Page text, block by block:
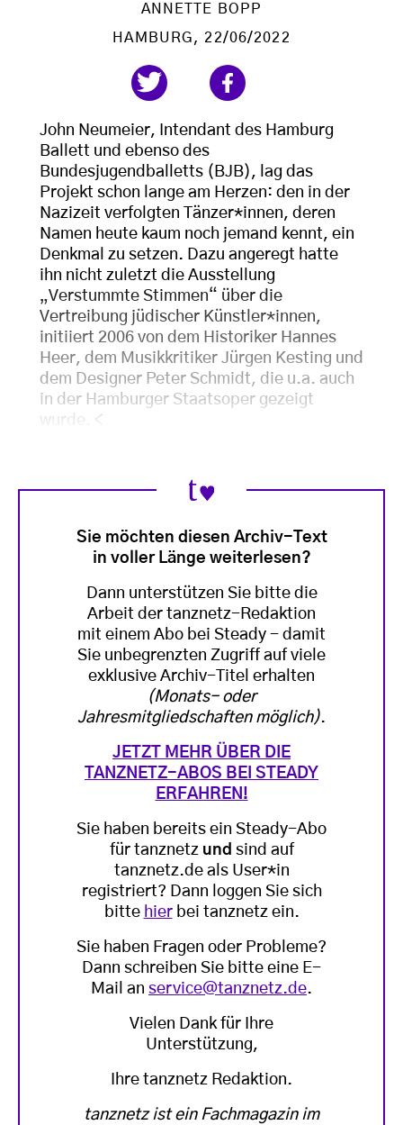
ANNETTE BOPP
HAMBURG , 22/06/2022
John Neumeier, Intendant des Hamburg
Ballett und ebenso des
Bundesjugendballetts (BJB), lag das
Projekt schon lange am Herzen: den in der
Nazizeit verfolgten Tänzer*innen, deren
Namen heute kaum noch jemand kennt, ein
Denkmal zu setzen. Dazu angeregt hatte
ihn nicht zuletzt die Ausstellung
„Verstummte Stimmen“ über die
Vertreibung jüdischer Künstler*innen,
initiiert 2006 von dem Historiker Hannes
Heer, dem Musikkritiker Jürgen Kesting und
dem Designer Peter Schmidt, die u.a. auch
in der Hamburger Staatsoper gezeigt
wurde.
<
Sie möchten diesen Archiv-Text
in voller Länge weiterlesen?
Dann unterstützen Sie bitte die
Arbeit der tanznetz-Redaktion
mit einem Abo bei Steady - damit
Sie unbegrenzten Zugriff auf viele
exklusive Archiv-Titel erhalten
(Monats- oder
Jahresmitgliedschaften möglich).
JETZT MEHR ÜBER DIE
TANZNETZ-ABOS BEI STEADY
ERFAHREN!
Sie haben bereits ein Steady-Abo
für tanznetz und sind auf
tanznetz.de als User*in
registriert? Dann loggen Sie sich
bitte hierbei tanznetz ein.
Sie haben Fragen oder Probleme?
Dann schreiben Sie bitte eine E-
Mail an service@tanznetz.de.
Vielen Dank für Ihre
Unterstützung,
Ihre tanznetz Redaktion.
tanznetz ist ein Fachmagazin im